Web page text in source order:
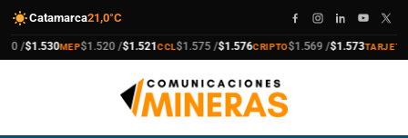
Catamarca21,0°C
$1.530MEP
compra$1.520 /
venta $1.521CCL
compra$1.575 /
venta $1.576CRIPTO
compra$1.569 /
venta $1.573TARJETA
compra
venta